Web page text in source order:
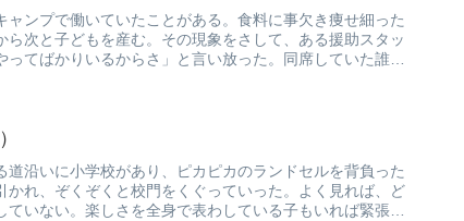
ャンプで働いていたことがある。食料に事欠き痩せ細った
ら次と子どもを産む。その現象をさして、ある援助スタッ
ってばかりいるからさ」と言い放った。同席していた誰も
道沿いに小学校があり、ピカピカのランドセルを背負った
かれ、ぞくぞくと校門をくぐっていった。よく見れば、ど
いない。楽しさを全身で表わしている子もいれば緊張ぎ